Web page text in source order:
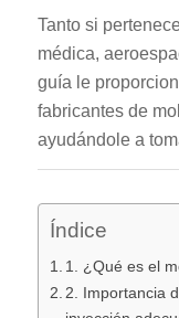
Tanto si
médica,
guía le
fabricantes de
ayudándole a
Índice
1. ¿Qué es el
2. Importancia